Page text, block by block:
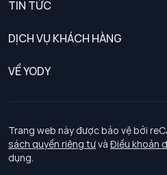
TIN TỨC
DỊCH VỤ KHÁCH HÀNG
Chính sách khách hàng thân thiết
Chính sách bảo vệ dữ liệu cá nhân
Chính sách thanh toán, giao nhận
VỀ YODY
Tuyển dụng
Trang web này được bảo vệ bởi
sách quyền riêng tưvà Điều khoản
dụng.